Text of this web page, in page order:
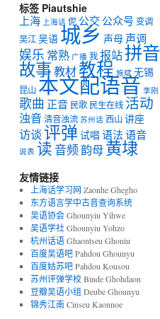
标签 Piautshie
上海 上海话 伲 公交 公众号变调
吴江吴语城乡 声母 声调
娱乐 常熟 广播 我报站拼音
故事教材教程 施斌 无锡
昆山 本文配语音 李刚
歌曲 正音 民歌 民生在线 活动
浊音清音浊流 苏州话 西山讲座
访谈评弹 试唱 语法语音
说表 读 音频韵母黄埭
友情链接
上海话学习网 Zaonhe Ghegho
东方语言学中古音查询系统
吴语协会Ghounyiu Yihwe
吴语学社Ghounyiu Yohzo
杭州话语Ghaontseu Ghoniu
百度吴语吧Pahdou Ghounyu
百度姑苏吧Pahdou Kousou
苏州评弹学校Binde Ghohdaon
豆瓣吴语小组 Deube Ghounyu
锦秀江南Cinseu Kaonnoe